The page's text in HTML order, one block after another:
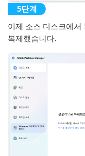
이제 소스 디스크에
복제했습니다.